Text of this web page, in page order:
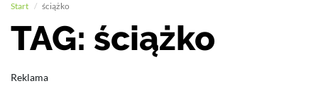
Start ściążko
TAG: ściążko
Reklama